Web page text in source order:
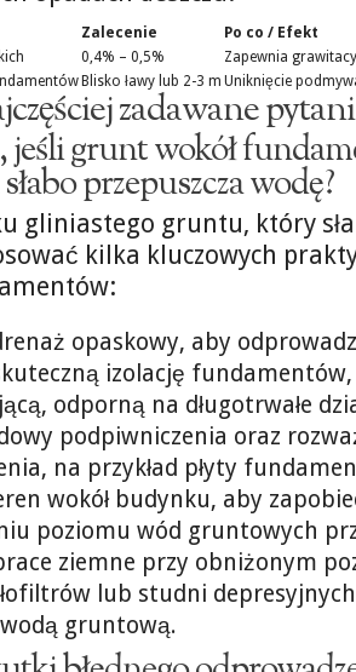
Zalecenie
Po co / Efekt
0,4% – 0,5%
Zapewnia
Blisko ławy lub 2-3 m Uniknięcie
zadawane
jeśli grunt wokół
przepuszcza wodę?
gliniastego gruntu, który
kilka kluczowych
opaskowy, aby
izolację
odporną na długotrwałe
podpiwniczenia oraz
na przykład płyty
wokół budynku, aby
poziomu wód gruntowych
ziemne przy obniżonym
lub studni
gruntową.